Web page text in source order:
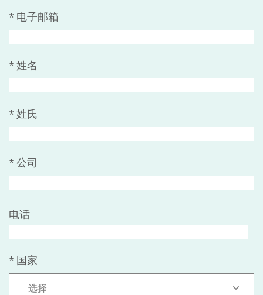
* 电子邮箱
* 姓名
* 姓氏
* 公司
电话
* 国家
- 选择 -